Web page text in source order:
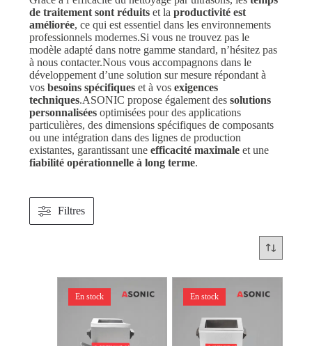
de traitement sont réduitset la productivité est
améliorée, ce qui est essentiel dans les environnements
professionnels modernes.Si vous ne trouvez pas le
modèle adapté dans notre gamme standard, n’hésitez pas
à nous contacter.Nous vous accompagnons dans le
développement d’une solution sur mesure répondant à
vos besoins spécifiqueset à vos exigences
techniques.ASONIC propose également des solutions
personnaliséesoptimisées pour des applications
particulières, des dimensions spécifiques de composants
ou une intégration dans des lignes de production
existantes, garantissant une efficacité maximaleet une
fiabilité opérationnelle à long terme.
Filtres
En stock En stock